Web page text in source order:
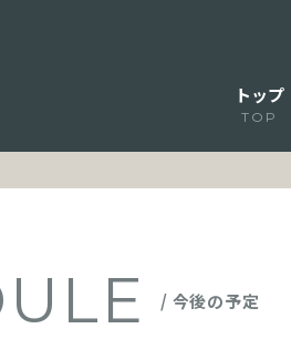
トップ
TOP
/ 今後の予定